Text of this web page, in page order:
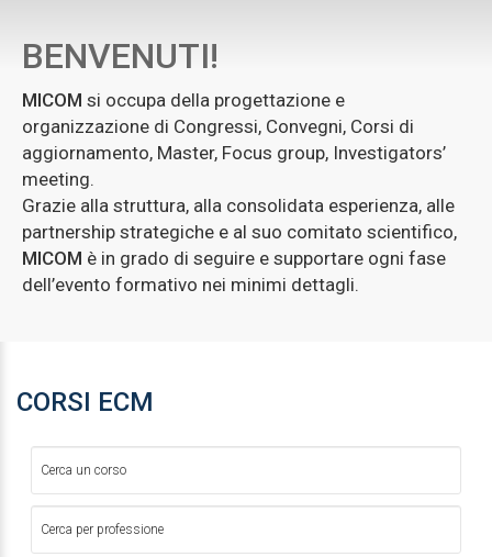
BENVENUTI!
MICOM si occupa della progettazione e
organizzazione di Congressi, Convegni, Corsi di
aggiornamento, Master, Focus group, Investigators’
meeting.
Grazie alla struttura, alla consolidata esperienza, alle
partnership strategiche e al suo comitato scientifico,
MICOM è in grado di seguire e supportare ogni fase
dell’evento formativo nei minimi dettagli.
CORSI ECM